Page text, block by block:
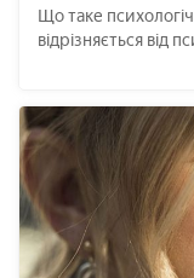
Що таке
відрізняється від